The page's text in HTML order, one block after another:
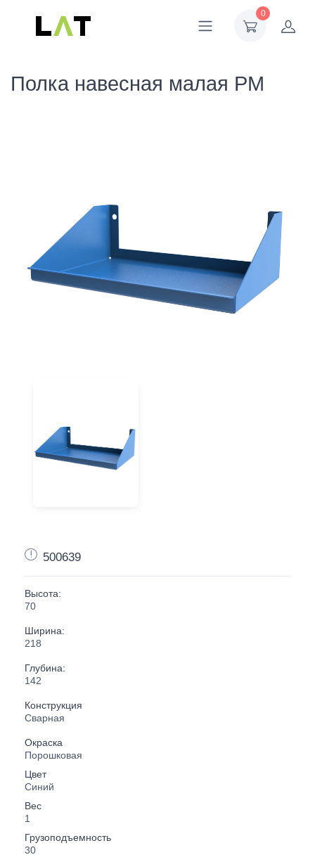
0
Полка навесная малая PM
500639
Высота:
70
Ширина:
218
Глубина:
142
Конструкция
Сварная
Окраска
Порошковая
Цвет
Синий
Вес
1
Грузоподъемность
30